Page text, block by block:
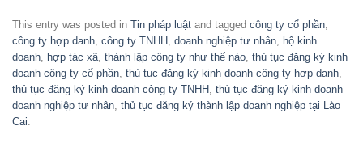
This entry was posted in Tin pháp luật and tagged công ty cổ phần,
công ty hợp danh, công ty TNHH , doanh nghiệp tư nhân, hộ kinh
doanh, hợp tác xã, thành lập công ty như thế nào, thủ tục đăng ký kinh
doanh công ty cổ phần, thủ tục đăng ký kinh doanh công ty hợp danh,
thủ tục đăng ký kinh doanh công ty TNHH , thủ tục đăng ký kinh doanh
doanh nghiệp tư nhân, thủ tục đăng ký thành lập doanh nghiệp tại Lào
Cai.